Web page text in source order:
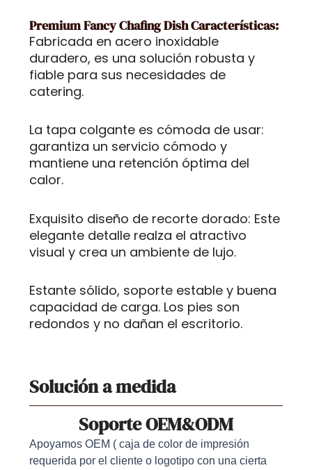
Premium Fancy Chafing Dish Características:
Fabricada en acero inoxidable
duradero, es una solución robusta y
fiable para sus necesidades de
catering.
La tapa colgante es cómoda de usar:
garantiza un servicio cómodo y
mantiene una retención óptima del
calor.
Exquisito diseño de recorte dorado: Este
elegante detalle realza el atractivo
visual y crea un ambiente de lujo.
Estante sólido, soporte estable y buena
capacidad de carga. Los pies son
redondos y no dañan el escritorio.
Solución a medida
Soporte OEM&ODM
Apoyamos OEM ( caja de color de impresión
requerida por el cliente o logotipo con una cierta